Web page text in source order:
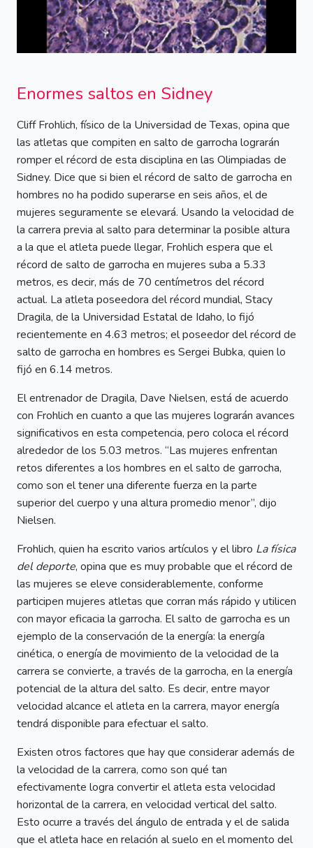
Enormes saltos en Sidney
Cliff Frohlich, físico de la Universidad de Texas, opina que
las atletas que compiten en salto de garrocha lograrán
romper el récord de esta disciplina en las Olimpiadas de
Sidney. Dice que si bien el récord de salto de garrocha en
hombres no ha podido superarse en seis años, el de
mujeres seguramente se elevará. Usando la velocidad de
la carrera previa al salto para determinar la posible altura
a la que el atleta puede llegar, Frohlich espera que el
récord de salto de garrocha en mujeres suba a 5.33
metros, es decir, más de 70 centímetros del récord
actual. La atleta poseedora del récord mundial, Stacy
Dragila, de la Universidad Estatal de Idaho, lo fijó
recientemente en 4.63 metros; el poseedor del récord de
salto de garrocha en hombres es Sergei Bubka, quien lo
fijó en 6.14 metros.
El entrenador de Dragila, Dave Nielsen, está de acuerdo
con Frohlich en cuanto a que las mujeres lograrán avances
significativos en esta competencia, pero coloca el récord
alrededor de los 5.03 metros. “Las mujeres enfrentan
retos diferentes a los hombres en el salto de garrocha,
como son el tener una diferente fuerza en la parte
superior del cuerpo y una altura promedio menor”, dijo
Nielsen.
Frohlich, quien ha escrito varios artículos y el libro La física
del deporte, opina que es muy probable que el récord de
las mujeres se eleve considerablemente, conforme
participen mujeres atletas que corran más rápido y utilicen
con mayor eficacia la garrocha. El salto de garrocha es un
ejemplo de la conservación de la energía: la energía
cinética, o energía de movimiento de la velocidad de la
carrera se convierte, a través de la garrocha, en la energía
potencial de la altura del salto. Es decir, entre mayor
velocidad alcance el atleta en la carrera, mayor energía
tendrá disponible para efectuar el salto.
Existen otros factores que hay que considerar además de
la velocidad de la carrera, como son qué tan
efectivamente logra convertir el atleta esta velocidad
horizontal de la carrera, en velocidad vertical del salto.
Esto ocurre a través del ángulo de entrada y el de salida
que el atleta hace en relación al suelo en el momento del